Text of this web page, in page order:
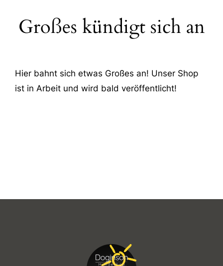
Großes kündigt sich an
Hier bahnt sich etwas Großes an! Unser Shop
ist in Arbeit und wird bald veröffentlicht!